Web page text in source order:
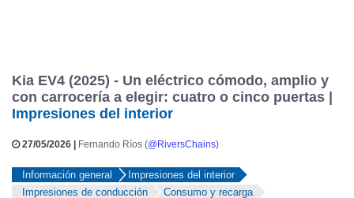
Kia EV4 (2025) - Un eléctrico cómodo, amplio y
con carrocería a elegir: cuatro o cinco puertas |
Impresiones del interior
Información general
Impresiones del interior